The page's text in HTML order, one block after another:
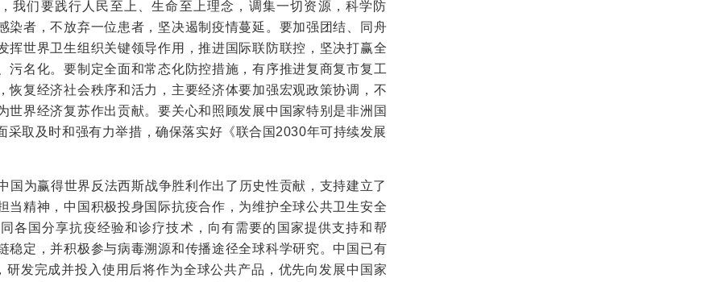
我们要践行人民至上、生命至上理念，调集一切资源，科学防
染者，不放弃一位患者，坚决遏制疫情蔓延。要加强团结、同舟
挥世界卫生组织关键领导作用，推进国际联防联控，坚决打赢全
污名化。要制定全面和常态化防控措施，有序推进复商复市复工
恢复经济社会秩序和活力，主要经济体要加强宏观政策协调，不
世界经济复苏作出贡献。要关心和照顾发展中国家特别是非洲国
采取及时和强有力举措，确保落实好《联合国2030年可持续发展
国为赢得世界反法西斯战争胜利作出了历史性贡献，支持建立了
当精神，中国积极投身国际抗疫合作，为维护全球公共卫生安全
各国分享抗疫经验和诊疗技术，向有需要的国家提供支持和帮
稳定，并积极参与病毒溯源和传播途径全球科学研究。中国已有
发完成并投入使用后将作为全球公共产品，优先向发展中国家